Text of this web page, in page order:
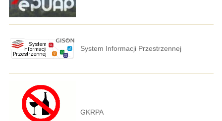
System Informacji Przestrzennej
GKRPA